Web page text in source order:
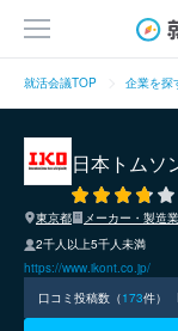
就活会議TOP 企業を探
日本トムソ
東京都
メーカー・製造
2千人以上5千人未満
https://www.ikont.co.jp/
口コミ投稿数（173件）